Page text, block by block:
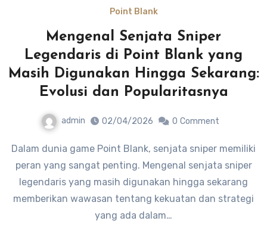
Point Blank
Mengenal Senjata Sniper
Legendaris di Point Blank yang
Masih Digunakan Hingga Sekarang:
Evolusi dan Popularitasnya
admin 02/04/2026 0 Comment
Dalam dunia game Point Blank, senjata sniper memiliki
peran yang sangat penting. Mengenal senjata sniper
legendaris yang masih digunakan hingga sekarang
memberikan wawasan tentang kekuatan dan strategi
yang ada dalam…